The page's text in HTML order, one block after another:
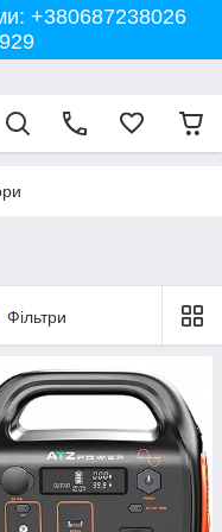
+380687238026
Фільтри